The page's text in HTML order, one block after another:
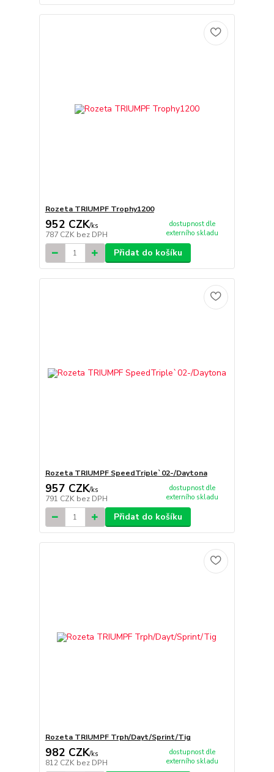
Rozeta TRIUMPF Trophy1200
952 CZK/ks
787 CZK bez DPH
dostupnost dle
externího skladu
Přidat do košíku
Rozeta TRIUMPF SpeedTriple`02-/Daytona
957 CZK/ks
791 CZK bez DPH
dostupnost dle
externího skladu
Přidat do košíku
Rozeta TRIUMPF Trph/Dayt/Sprint/Tig
982 CZK/ks
812 CZK bez DPH
dostupnost dle
externího skladu